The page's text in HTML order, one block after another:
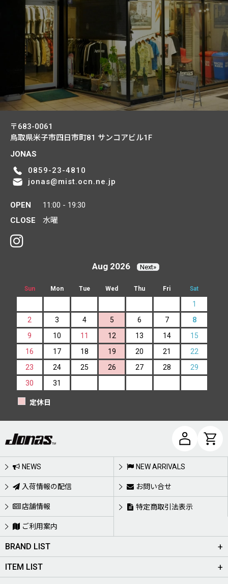
〒683-0061
鳥取県米子市四日市町81 サンコアビル1F
JONAS
0859-23-4810
jonas@mist.ocn.ne.jp
OPEN
11:00 - 19:30
CLOSE
水曜
Aug 2026 Next»
Sun Mon Tue Wed Thu Fri Sat
1
2
3 4 5 6 7
8
9
10 11 12 13 14
15
16
17 18 19 20 21
22
23
24 25 26 27 28
29
30
31
定休日
NEWS NEW ARRIVALS
入荷情報の配信 お問い合せ
店舗情報 特定商取引法表示
ご利用案内
BRAND LIST
ITEM LIST